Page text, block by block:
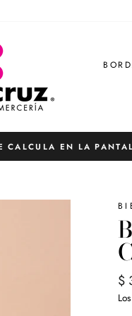
CALCULA EN LA
$